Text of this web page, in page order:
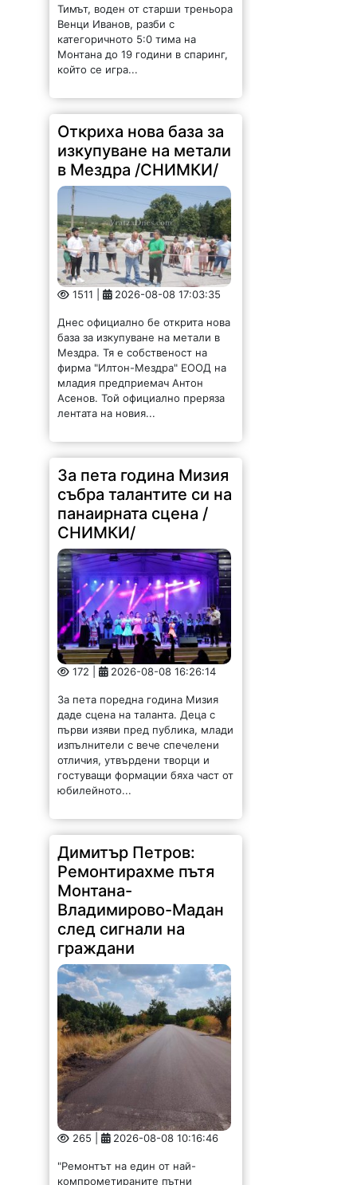
Тимът, воден от старши треньора
Венци Иванов, разби с
категоричното 5:0 тима на
Монтана до 19 години в спаринг,
който се игра...
Откриха нова база за
изкупуване на метали
в Мездра /СНИМКИ/
1511 | 2026-08-08 17:03:35
Днес официално бе открита нова
база за изкупуване на метали в
Мездра. Тя е собственост на
фирма "Илтон-Мездра" ЕООД на
младия предприемач Антон
Асенов. Той официално преряза
лентата на новия...
За пета година Мизия
събра талантите си на
панаирната сцена /
СНИМКИ/
172 | 2026-08-08 16:26:14
За пета поредна година Мизия
даде сцена на таланта. Деца с
първи изяви пред публика, млади
изпълнители с вече спечелени
отличия, утвърдени творци и
гостуващи формации бяха част от
юбилейното...
Димитър Петров:
Ремонтирахме пътя
Монтана-
Владимирово-Мадан
след сигнали на
граждани
265 | 2026-08-08 10:16:46
"Ремонтът на един от най-
компрометираните пътни